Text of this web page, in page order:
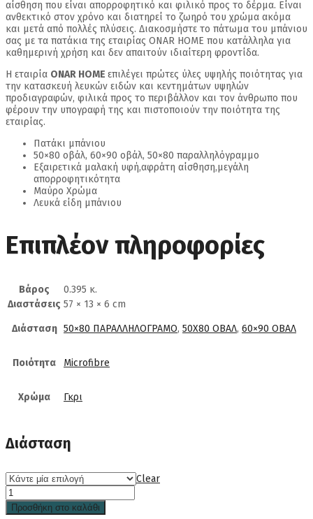
αίσθηση που είναι απορροφητικό και φιλικό προς το δέρμα. Είναι
ανθεκτικό στον χρόνο και διατηρεί το ζωηρό του χρώμα ακόμα
και μετά από πολλές πλύσεις. Διακοσμήστε το πάτωμα του μπάνιου
σας με τα πατάκια της εταιρίας ONAR HOME που κατάλληλα για
καθημερινή χρήση και δεν απαιτούν ιδιαίτερη φροντίδα.
Η εταιρία ONAR HOME επιλέγει πρώτες ύλες υψηλής ποιότητας για
την κατασκευή λευκών ειδών και κεντημάτων υψηλών
προδιαγραφών, φιλικά προς το περιβάλλον και τον άνθρωπο που
φέρουν την υπογραφή της και πιστοποιούν την ποιότητα της
εταιρίας.
Πατάκι μπάνιου
50×80 οβάλ, 60×90 οβάλ, 50×80 παραλληλόγραμμο
Εξαιρετικά μαλακή υφή,αφράτη αίσθηση,μεγάλη
απορροφητικότητα
Μαύρο Χρώμα
Λευκά είδη μπάνιου
Επιπλέον πληροφορίες
Βάρος
0.395 κ.
Διαστάσεις 57 × 13 × 6 cm
Διάσταση 50×80 ΠΑΡΑΛΛΗΛΟΓΡΑΜΟ, 50Χ80 ΟΒΑΛ, 60×90 ΟΒΑΛ
Ποιότητα Microfibre
Χρώμα Γκρι
Διάσταση
Clear
Προσθήκη στο καλάθι